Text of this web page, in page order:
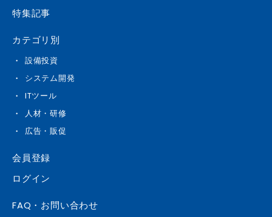
特集記事
カテゴリ別
設備投資
システム開発
ITツール
人材・研修
広告・販促
会員登録
ログイン
FAQ・お問い合わせ